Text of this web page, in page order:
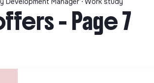
- Page 7